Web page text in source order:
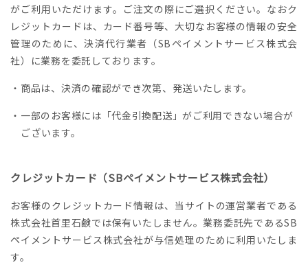
がご利用いただけます。ご注文の際にご選択ください。なおク
レジットカードは、カード番号等、大切なお客様の情報の安全
管理のために、決済代行業者（SBペイメントサービス株式会
社）に業務を委託しております。
・商品は、決済の確認ができ次第、発送いたします。
・一部のお客様には「代金引換配送」がご利用できない場合が
ございます。
クレジットカード（SBペイメントサービス株式会社）
お客様のクレジットカード情報は、当サイトの運営業者である
株式会社首里石鹸では保有いたしません。業務委託先であるSB
ペイメントサービス株式会社が与信処理のために利用いたしま
す。